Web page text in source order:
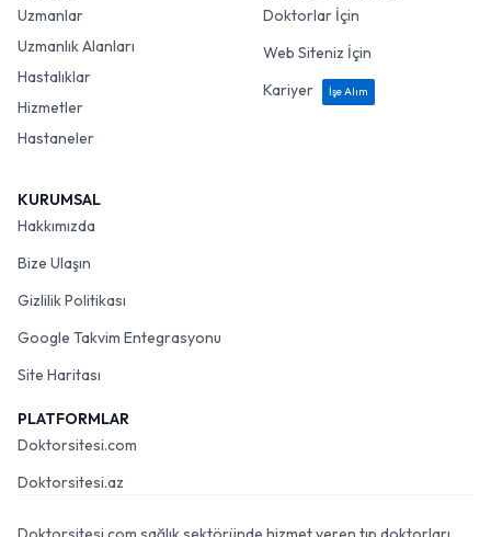
Uzmanlar
Uzmanlık Alanları
Hastalıklar
Hizmetler
Hastaneler
Doktorlar İçin
Web Siteniz İçin
Kariyer
İşe Alım
KURUMSAL
Hakkımızda
Bize Ulaşın
Gizlilik Politikası
Google Takvim Entegrasyonu
Site Haritası
PLATFORMLAR
Doktorsitesi.com
Doktorsitesi.az